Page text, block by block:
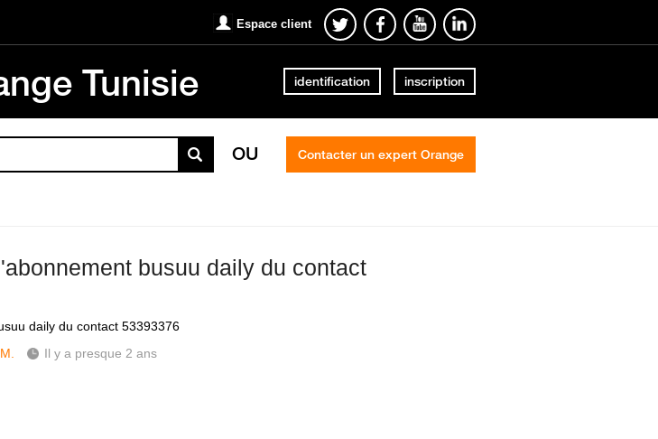
Espace client
Tunisie identification inscription
OU Contacter un expert Orange
busuu daily du contact
daily du contact 53393376
Il y a presque 2 ans